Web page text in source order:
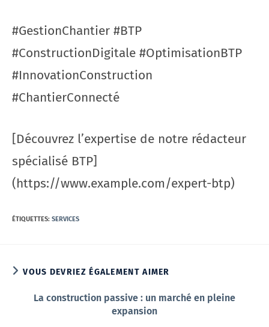
#GestionChantier #BTP
#ConstructionDigitale #OptimisationBTP
#InnovationConstruction
#ChantierConnecté
[Découvrez l’expertise de notre rédacteur
spécialisé BTP]
(https://www.example.com/expert-btp)
ÉTIQUETTES: SERVICES
VOUS DEVRIEZ ÉGALEMENT AIMER
La construction passive : un marché en pleine
expansion